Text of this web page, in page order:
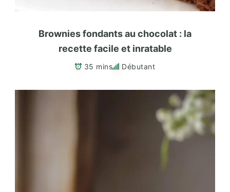
Brownies fondants au chocolat : la
recette facile et inratable
35 mins Débutant